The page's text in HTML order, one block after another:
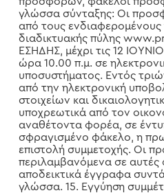
γλώσσα σύνταξης: Οι
από τους ενδιαφερομένους
διαδικτυακής πύλης
ΕΣΗΔΗΣ, μέχρι τις 12
ώρα 10.00 π.μ. σε
υποσυστήματος. Εντός
από την ηλεκτρονική
στοιχείων και
υποχρεωτικά από τον
αναθέτοντα φορέα, σε
σφραγισμένο φάκελο, η
επιστολή συμμετοχής. Οι
περιλαμβανόμενα σε αυτές
αποδεικτικά έγγραφα
γλώσσα. 15. Εγγύηση